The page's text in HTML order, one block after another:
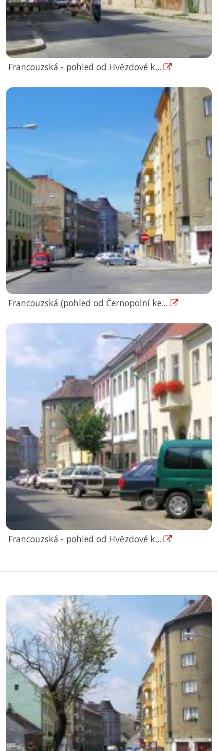
Francouzská - pohled od Hvězdové k...
Francouzská (pohled od Černopolní ke...
Francouzská - pohled od Hvězdové k...